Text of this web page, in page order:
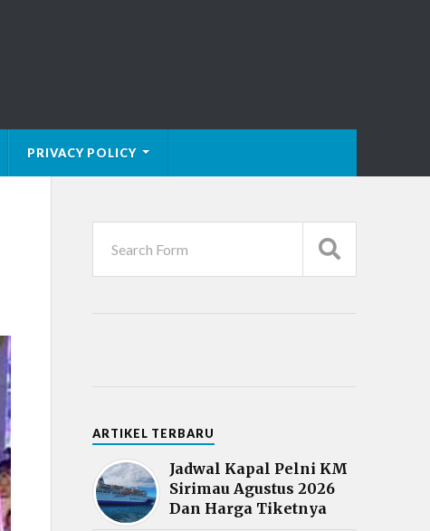
PRIVACY POLICY
ARTIKEL TERBARU
Jadwal Kapal Pelni KM
Sirimau Agustus 2026
Dan Harga Tiketnya